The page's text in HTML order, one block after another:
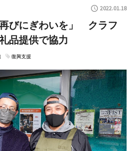
2022.01.18
再びにぎわいを」 クラフ
品提供で協力
復興支援